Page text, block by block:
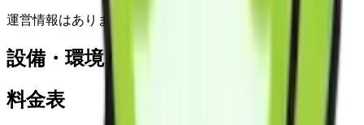
運営情報はありません
設備・環境
料金表